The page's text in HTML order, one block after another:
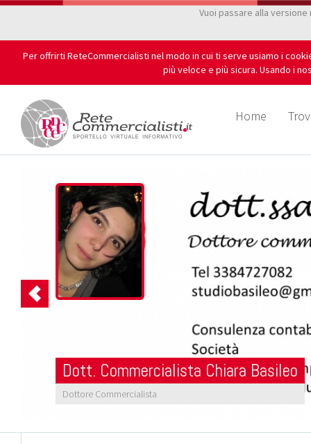
Vuoi passare alla
Per offrirti ReteCommercialisti nel modo in cui ti serve usiamo i
più veloce e più sicura. Usando i
Home
Dott. Commercialista Chiara Basileo
Dottore Commercialista
Dott. Commercialista Chiara Basileo